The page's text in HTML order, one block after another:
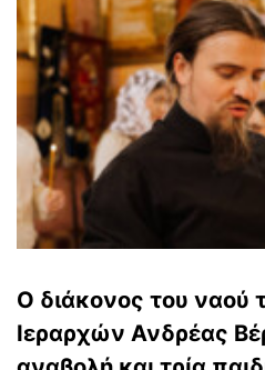
Ο διάκονος του ναού
Ιεραρχών Ανδρέας